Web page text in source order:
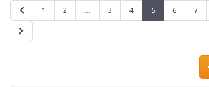
1 2 3 4 5 6 7